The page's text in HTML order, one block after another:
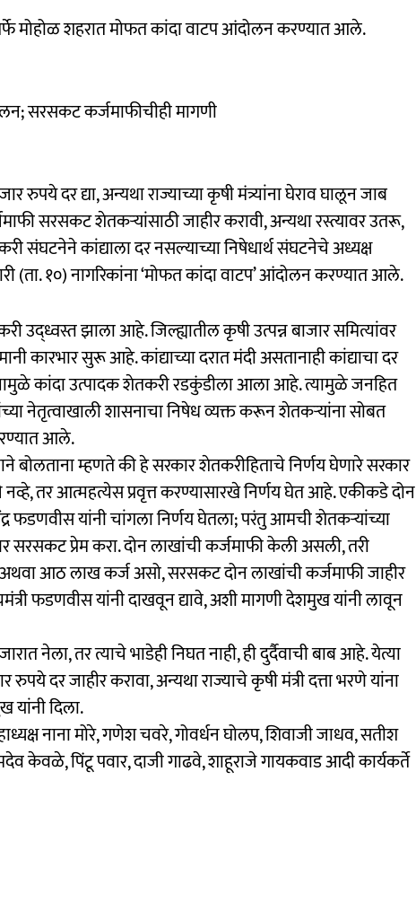
मोहोळ शहरात मोफत कांदा वाटप आंदोलन करण्यात आले.
सरसकट कर्जमाफीचीही मागणी
रुपये दर द्या, अन्यथा राज्याच्या कृषी मंत्र्यांना घेराव घालून जाब
सरसकट शेतकऱ्यांसाठी जाहीर करावी, अन्यथा रस्त्यावर उतरू,
संघटनेने कांद्याला दर नसल्याच्या निषेधार्थ संघटनेचे अध्यक्ष
(ता. १०) नागरिकांना ‘मोफत कांदा वाटप’ आंदोलन करण्यात आले.
उद्ध्वस्त झाला आहे. जिल्ह्यातील कृषी उत्पन्न बाजार समित्यांवर
कारभार सुरू आहे. कांद्याच्या दरात मंदी असतानाही कांद्याचा दर
कांदा उत्पादक शेतकरी रडकुंडीला आला आहे. त्यामुळे जनहित
नेतृत्वाखाली शासनाचा निषेध व्यक्त करून शेतकऱ्यांना सोबत
आले.
बोलताना म्हणते की हे सरकार शेतकरीहिताचे निर्णय घेणारे सरकार
तर आत्महत्येस प्रवृत्त करण्यासारखे निर्णय घेत आहे. एकीकडे दोन
फडणवीस यांनी चांगला निर्णय घेतला; परंतु आमची शेतकऱ्यांच्या
सरसकट प्रेम करा. दोन लाखांची कर्जमाफी केली असली, तरी
आठ लाख कर्ज असो, सरसकट दोन लाखांची कर्जमाफी जाहीर
फडणवीस यांनी दाखवून द्यावे, अशी मागणी देशमुख यांनी लावून
नेला, तर त्याचे भाडेही निघत नाही, ही दुर्दैवाची बाब आहे. येत्या
दर जाहीर करावा, अन्यथा राज्याचे कृषी मंत्री दत्ता भरणे यांना
यांनी दिला.
नाना मोरे, गणेश चवरे, गोवर्धन घोलप, शिवाजी जाधव, सतीश
केवळे, पिंटू पवार, दाजी गाढवे, शाहूराजे गायकवाड आदी कार्यकर्ते